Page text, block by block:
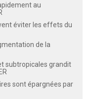
au
éviter les effets du
de la
subtropicales grandit
sont épargnées par